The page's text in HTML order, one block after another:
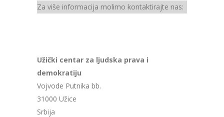
Za više informacija molimo kontaktirajte nas:
Užički centar za ljudska prava i
demokratiju
Vojvode Putnika bb.
31000 Užice
Srbija